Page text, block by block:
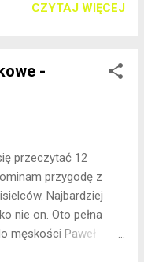
książkowe, które
opowiadanie tego,
za pośrednictwem
się nie
ale dopadło mnie coś
Mimo
zaczęłam stawać się
zdań, błędy
mnie przerażać i
CZYTAJ WIĘCEJ
-
przeczytać 12
przygodę z
Najbardziej
nie on. Oto pełna
męskości Paweł